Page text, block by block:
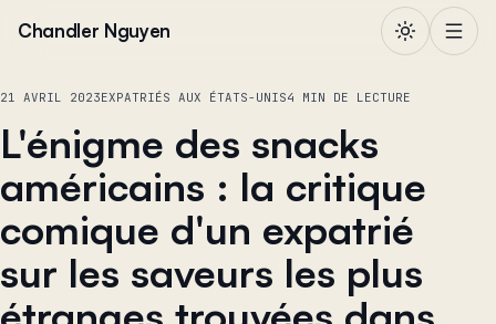
Chandler Nguyen
21 AVRIL 2023EXPATRIÉS AUX ÉTATS-UNIS4 MIN DE LECTURE
L'énigme des snacks
américains : la critique
comique d'un expatrié
sur les saveurs les plus